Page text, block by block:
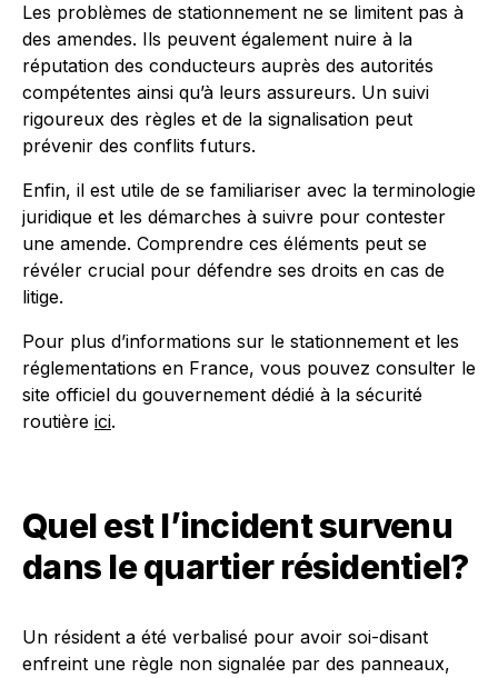
Les problèmes de stationnement ne se limitent pas à
des amendes. Ils peuvent également nuire à la
réputation des conducteurs auprès des autorités
compétentes ainsi qu’à leurs assureurs. Un suivi
rigoureux des règles et de la signalisation peut
prévenir des conflits futurs.
Enfin, il est utile de se familiariser avec la terminologie
juridique et les démarches à suivre pour contester
une amende. Comprendre ces éléments peut se
révéler crucial pour défendre ses droits en cas de
litige.
Pour plus d’informations sur le stationnement et les
réglementations en France, vous pouvez consulter le
site officiel du gouvernement dédié à la sécurité
routière ici.
Quel est l’incident survenu
dans le quartier résidentiel?
Un résident a été verbalisé pour avoir soi-disant
enfreint une règle non signalée par des panneaux,